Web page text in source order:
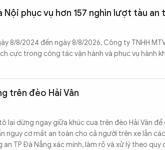
phục vụ hơn 157 nghìn lượt tàu an
8/8/2024 đến ngày 8/8/2026, Công ty TNHH
cực trong công tác vận hành và phục vụ hành
trên đèo Hải Vân
lại dừng ngay giữa khúc cua trên đèo Hải Vân để
nguy cơ mất an toàn cho cả người trên xe lẫn
TP Đà Nẵng xác minh, làm rõ và xử lý theo quy